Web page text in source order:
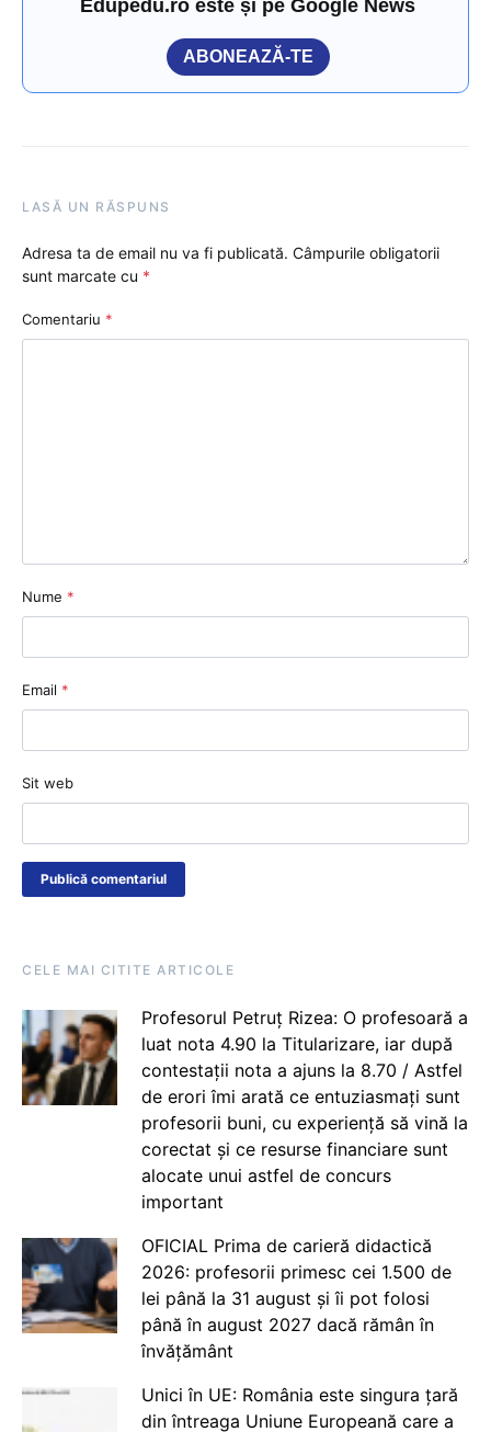
Edupedu.ro este și pe Google News
ABONEAZĂ-TE
LASĂ UN RĂSPUNS
Adresa ta de email nu va fi publicată. Câmpurile obligatorii
sunt marcate cu *
Comentariu *
Nume *
Email *
Sit web
CELE MAI CITITE ARTICOLE
Profesorul Petruț Rizea: O profesoară a
luat nota 4.90 la Titularizare, iar după
contestații nota a ajuns la 8.70 / Astfel
de erori îmi arată ce entuziasmați sunt
profesorii buni, cu experiență să vină la
corectat și ce resurse financiare sunt
alocate unui astfel de concurs
important
OFICIAL Prima de carieră didactică
2026: profesorii primesc cei 1.500 de
lei până la 31 august și îi pot folosi
până în august 2027 dacă rămân în
învățământ
Unici în UE: România este singura țară
din întreaga Uniune Europeană care a